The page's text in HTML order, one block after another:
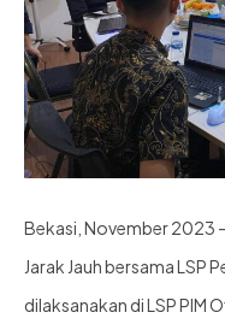
Bekasi, November 2023
Jarak Jauh bersama LSP
dilaksanakan di LSP PIM